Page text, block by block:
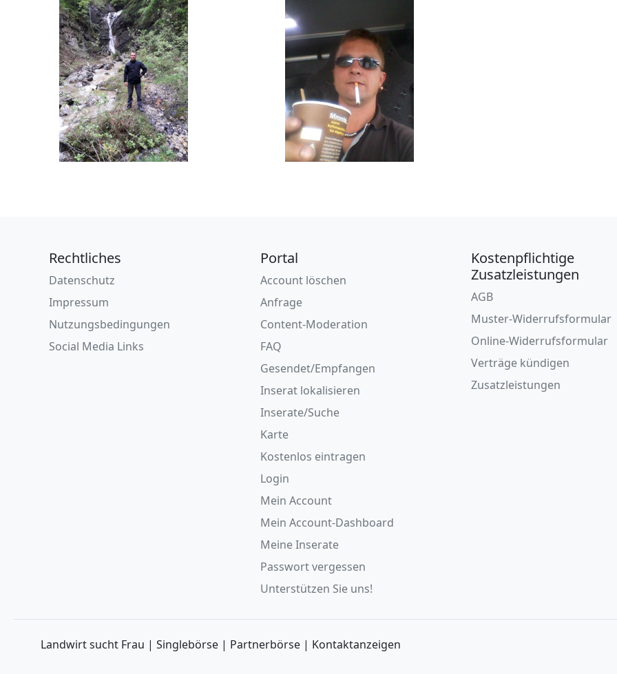
Rechtliches
Datenschutz
Impressum
Nutzungsbedingungen
Social Media Links
Portal
Account löschen
Anfrage
Content-Moderation
FAQ
Gesendet/Empfangen
Inserat lokalisieren
Inserate/Suche
Karte
Kostenlos eintragen
Login
Mein Account
Mein Account-Dashboard
Meine Inserate
Passwort vergessen
Unterstützen Sie uns!
Kostenpflichtige
Zusatzleistungen
AGB
Muster-Widerrufsformular
Online-Widerrufsformular
Verträge kündigen
Zusatzleistungen
Landwirt sucht Frau | Singlebörse | Partnerbörse | Kontaktanzeigen